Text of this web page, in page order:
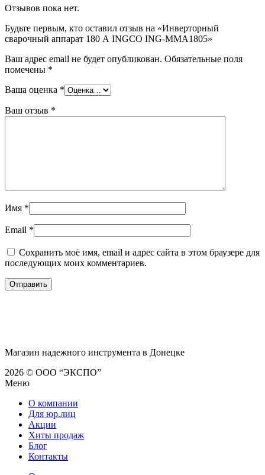
Отзывов пока нет.
Будьте первым, кто оставил отзыв на «Инверторный
сварочный аппарат 180 А INGCO ING-MMA1805»
Ваш адрес email не будет опубликован. Обязательные поля
помечены *
Ваша оценка *
Ваш отзыв *
Имя *
Email *
Сохранить моё имя, email и адрес сайта в этом браузере для
последующих моих комментариев.
Магазин надежного инструмента в Донецке
2026 © ООО “ЭКСПО”
Меню
О компании
Для юр.лиц
Акции
Хиты продаж
Блог
Контакты